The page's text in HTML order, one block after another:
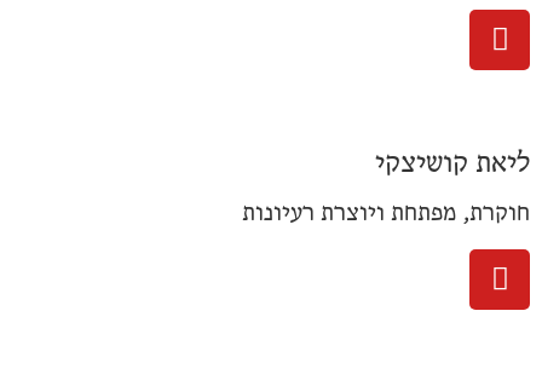
ליאת קושיצקי
חוקרת, מפתחת ויוצרת רעיונות